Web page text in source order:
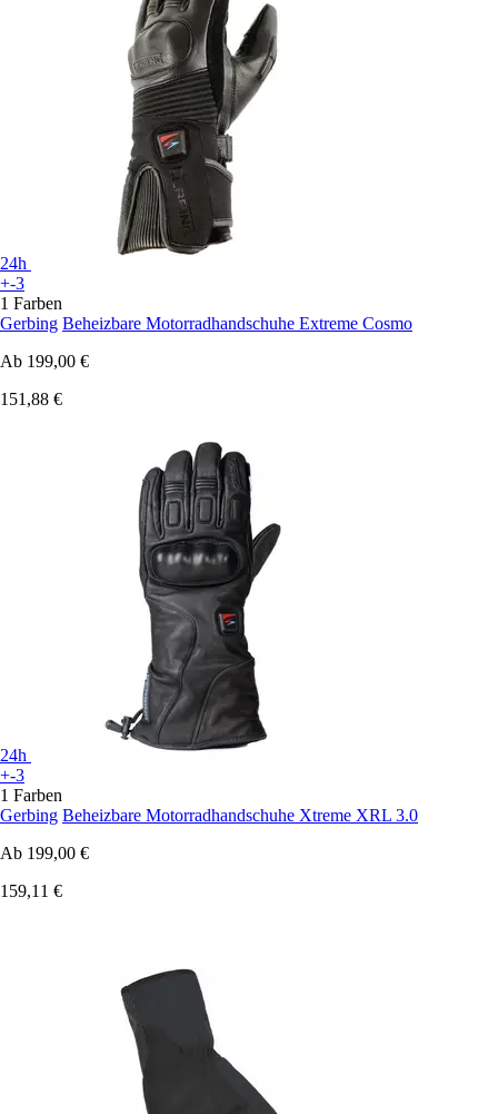
24h
+-3
1 Farben
Gerbing Beheizbare Motorradhandschuhe Extreme Cosmo
Ab 199,00 €
151,88 €
24h
+-3
1 Farben
Gerbing Beheizbare Motorradhandschuhe Xtreme XRL 3.0
Ab 199,00 €
159,11 €